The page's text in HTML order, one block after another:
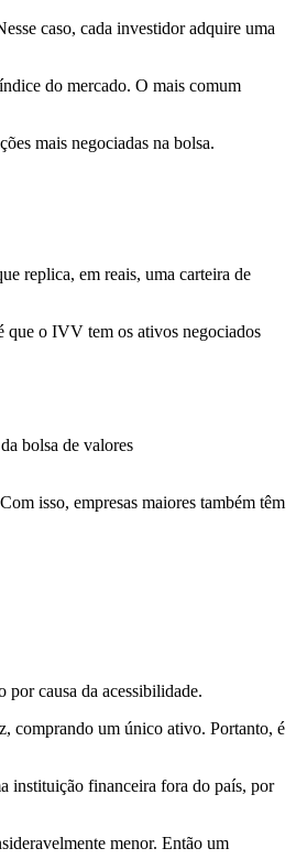
caso, cada investidor adquire uma
do mercado. O mais comum
mais negociadas na bolsa.
replica, em reais, uma carteira de
que o IVV tem os ativos negociados
bolsa de valores
isso, empresas maiores também têm
causa da acessibilidade.
comprando um único ativo. Portanto, é
instituição financeira fora do país, por
menor. Então um